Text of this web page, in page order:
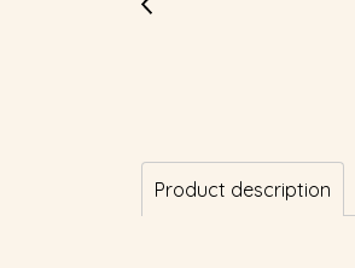
Product description